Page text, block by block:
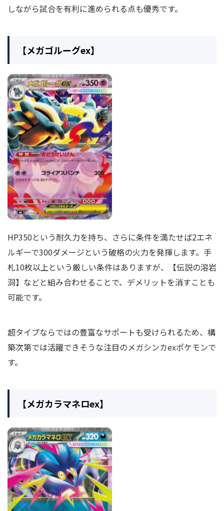
しながら試合を有利に進められる点も優秀です。
【メガゴルーグex】
HP350という耐久力を持ち、さらに条件を満たせば2エネ
ルギーで300ダメージという破格の火力を発揮します。手
札10枚以上という厳しい条件はありますが、【伝説の溶岩
洞】などと組み合わせることで、デメリットを消すことも
可能です。
超タイプならではの豊富なサポートも受けられるため、構
築次第では活躍できそうな注目のメガシンカexポケモンで
す。
【メガカラマネロex】